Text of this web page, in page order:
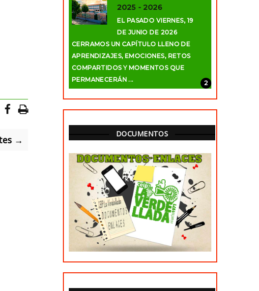
→
2025 - 2026
EL PASADO VIERNES, 19
DE JUNIO DE 2026
CERRAMOS UN CAPÍTULO LLENO DE
APRENDIZAJES, EMOCIONES, RETOS
COMPARTIDOS Y MOMENTOS QUE
PERMANECERÁN ...
DOCUMENTOS